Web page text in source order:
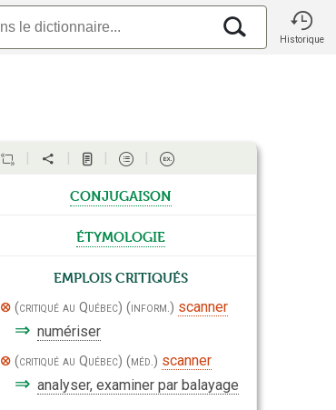
Historique
conjugaison
étymologie
Emplois critiqués
critiqué au Québec inform. scanner
⇒ numériser
critiqué au Québec méd. scanner
⇒ analyser, examiner par balayage